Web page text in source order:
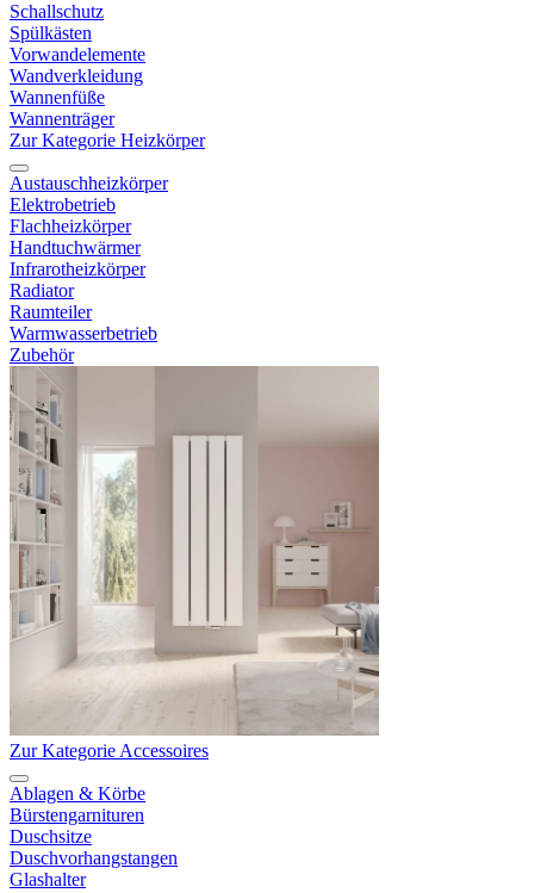
Schallschutz
Spülkästen
Vorwandelemente
Wandverkleidung
Wannenfüße
Wannenträger
Zur Kategorie Heizkörper
Austauschheizkörper
Elektrobetrieb
Flachheizkörper
Handtuchwärmer
Infrarotheizkörper
Radiator
Raumteiler
Warmwasserbetrieb
Zubehör
Zur Kategorie Accessoires
Ablagen & Körbe
Bürstengarnituren
Duschsitze
Duschvorhangstangen
Glashalter